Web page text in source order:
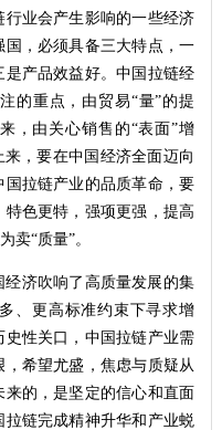
业会产生影响的一些经济
，必须具备三大特点，一
产品效益好。中国拉链经
的重点，由贸易“量”的提
，由关心销售的“表面”增
，要在中国经济全面迈向
拉链产业的品质革命，要
色更特，强项更强，提高
卖“质量”。
济吹响了高质量发展的集
、更高标准约束下寻求增
性关口，中国拉链产业需
希望尤盛，焦虑与质疑从
的，是坚定的信心和直面
链完成精神升华和产业蜕